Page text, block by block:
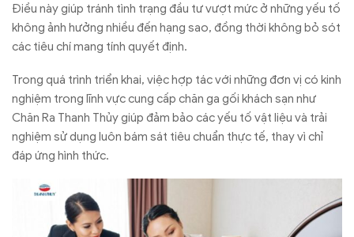
Điều này giúp tránh tình trạng đầu tư vượt mức ở những yếu tố
không ảnh hưởng nhiều đến hạng sao, đồng thời không bỏ sót
các tiêu chí mang tính quyết định.
Trong quá trình triển khai, việc hợp tác với những đơn vị có kinh
nghiệm trong lĩnh vực cung cấp chăn ga gối khách sạn như
Chăn Ra Thanh Thủy giúp đảm bảo các yếu tố vật liệu và trải
nghiệm sử dụng luôn bám sát tiêu chuẩn thực tế, thay vì chỉ
đáp ứng hình thức.